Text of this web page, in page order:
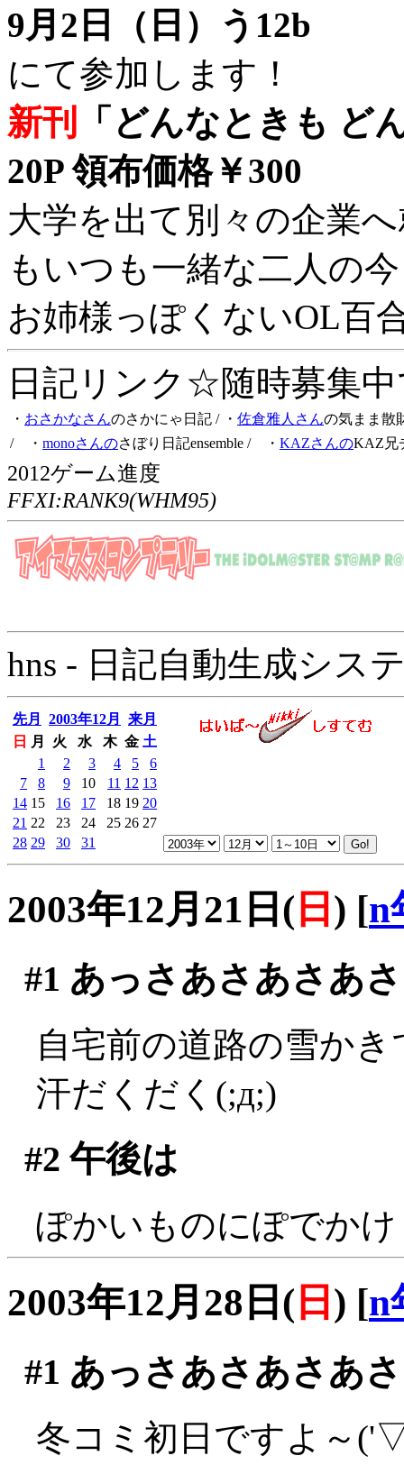
9月2日（日）う12b
にて参加します！
新刊
「どんなときも ど
20P 領布価格￥300
大学を出て別々の企業
もいつも一緒な二人の
お姉様っぽくないOL百
日記リンク☆随時募集
・ おさかなさんのさかにゃ日記 / ・ 佐倉雅人さんの気まま散
/ ・ monoさんのさぼり日記ensemble / ・ KAZさんのKAZ兄
2012ゲーム進度
FFXI:RANK9(WHM95)
hns - 日記自動生成シス
先月 2003年12月
来月
日
月 火 水 木 金 土
1
2 3 4 5
6
7
8 9 10 11 12 13
14 15 16 17 18 19 20
21 22 23 24 25 26 27
28 29 30 31
2003年12月21日( 日 ) [n
#1 あっさあさあさあ
自宅前の道路の雪か
汗だくだく(;д;)
#2 午後は
ぽかいものにぽでかけ
2003年12月28日( 日 ) [n
#1 あっさあさあさあ
冬コミ初日ですよ～